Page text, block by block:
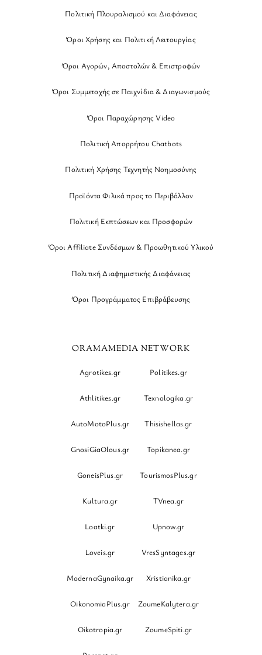
Πολιτική Πλουραλισμού και Διαφάνειας
Όροι Χρήσης και Πολιτική Λειτουργίας
Όροι Αγορών, Αποστολών & Επιστροφών
Όροι Συμμετοχής σε Παιχνίδια & Διαγωνισμούς
Όροι Παραχώρησης Video
Πολιτική Απορρήτου Chatbots
Πολιτική Χρήσης Τεχνητής Νοημοσύνης
Προϊόντα Φιλικά προς το Περιβάλλον
Πολιτική Εκπτώσεων και Προσφορών
Όροι Affiliate Συνδέσμων & Προωθητικού Υλικού
Πολιτική Διαφημιστικής Διαφάνειας
Όροι Προγράμματος Επιβράβευσης
ORAMAMEDIA NETWORK
Agrotikes.gr Politikes.gr
Athlitikes.gr Texnologika.gr
AutoMotoPlus.gr Thisishellas.gr
GnosiGiaOlous.gr Topikanea.gr
GoneisPlus.gr TourismosPlus.gr
Kultura.gr TVnea.gr
Loatki.gr Upnow.gr
Loveis.gr VresSyntages.gr
ModernaGynaika.gr Xristianika.gr
OikonomiaPlus.gr ZoumeKalytera.gr
Oikotropia.gr ZoumeSpiti.gr